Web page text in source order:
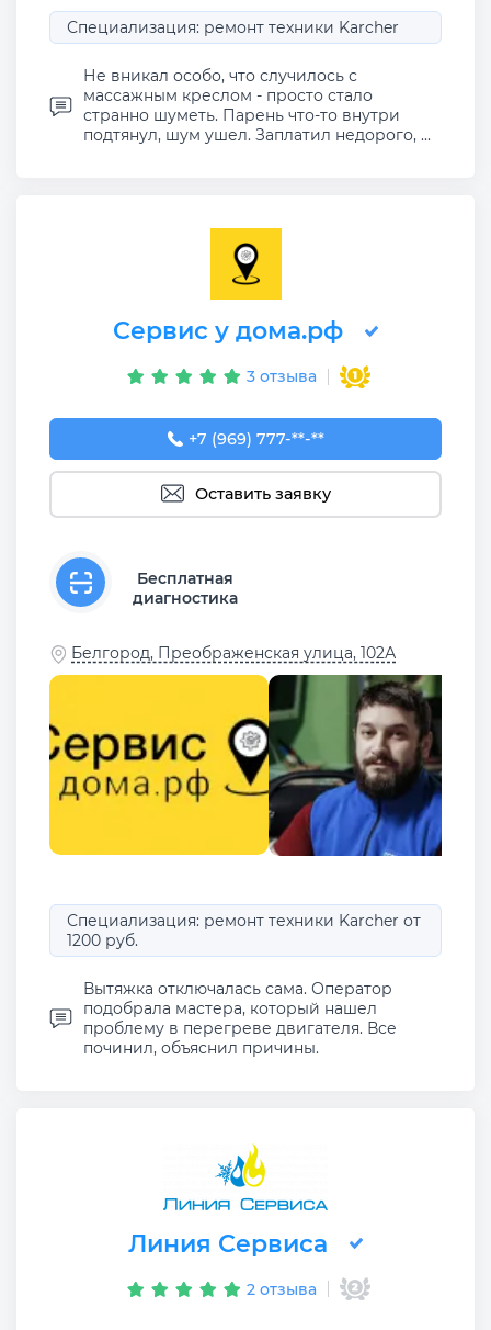
Специализация: ремонт техники Karcher
Не вникал особо, что случилось с
массажным креслом - просто стало
странно шуметь. Парень что-то внутри
подтянул, шум ушел. Заплатил недорого, ...
Сервис у дома.рф
3 отзыва
+7 (969) 777-50-55
+7 (969) 777-**-**
Оставить заявку
Бесплатная
диагностика
Белгород, Преображенская улица, 102А
Специализация: ремонт техники Karcher от
1200 руб.
Вытяжка отключалась сама. Оператор
подобрала мастера, который нашел
проблему в перегреве двигателя. Все
починил, объяснил причины.
Линия Сервиса
2 отзыва